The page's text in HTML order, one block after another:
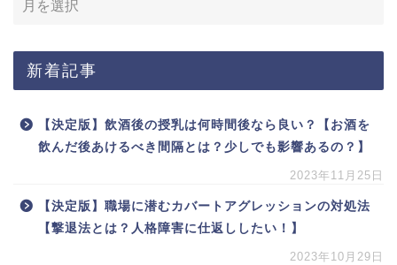
新着記事
【決定版】飲酒後の授乳は何時間後なら良い？【お酒を
飲んだ後あけるべき間隔とは？少しでも影響あるの？】
2023年11月25日
【決定版】職場に潜むカバートアグレッションの対処法
【撃退法とは？人格障害に仕返ししたい！】
2023年10月29日